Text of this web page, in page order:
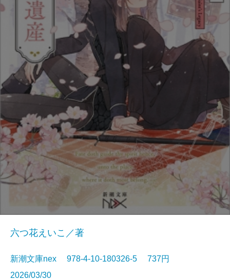
六つ花えいこ／著
新潮文庫nex 978-4-10-180326-5 737円
2026/03/30